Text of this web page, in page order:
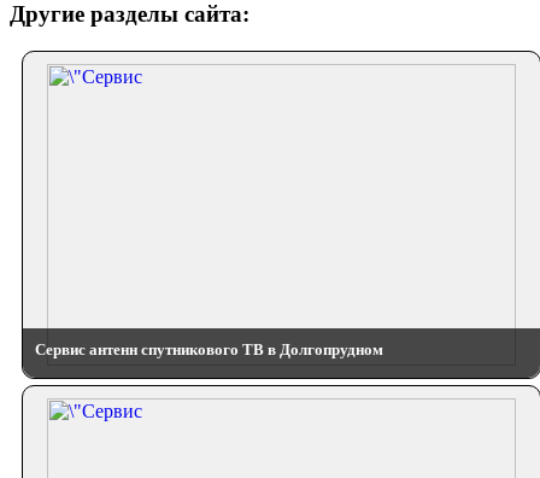
Другие разделы сайта:
Сервис антенн спутникового ТВ в Долгопрудном